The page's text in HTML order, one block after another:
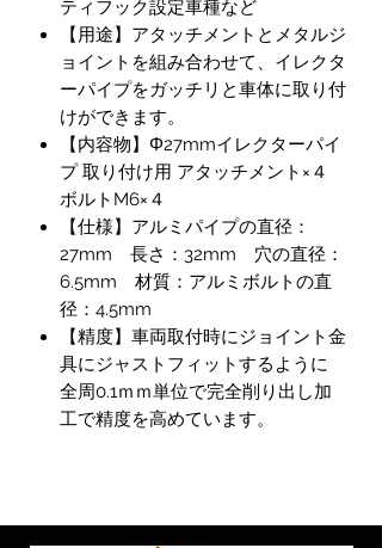
ティフック設定車種など
【用途】アタッチメントとメタルジ
ョイントを組み合わせて、イレクタ
ーパイプをガッチリと車体に取り付
けができます。
【内容物】Φ27mmイレクターパイ
プ 取り付け用 アタッチメント×４
ボルトM6×４
【仕様】アルミパイプの直径：
27mm 長さ：32mm 穴の直径：
6.5mm 材質：アルミボルトの直
径：4.5mm
【精度】車両取付時にジョイント金
具にジャストフィットするように
全周0.1ｍｍ単位で完全削り出し加
工で精度を高めています。